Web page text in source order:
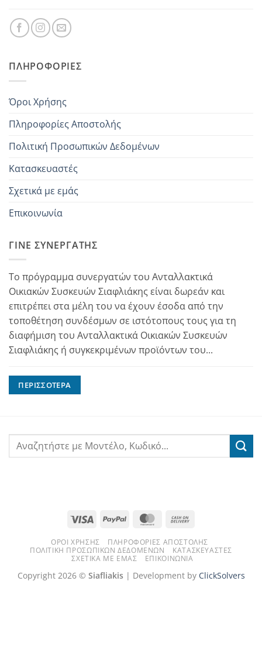
ΠΛΗΡΟΦΟΡΊΕΣ
Όροι Χρήσης
Πληροφορίες Αποστολής
Πολιτική Προσωπικών Δεδομένων
Κατασκευαστές
Σχετικά με εμάς
Επικοινωνία
ΓΊΝΕ ΣΥΝΕΡΓΆΤΗΣ
Το πρόγραμμα συνεργατών του Ανταλλακτικά
Οικιακών Συσκευών Σιαφλιάκης είναι δωρεάν και
επιτρέπει στα μέλη του να έχουν έσοδα από την
τοποθέτηση συνδέσμων σε ιστότοπους τους για τη
διαφήμιση του Ανταλλακτικά Οικιακών Συσκευών
Σιαφλιάκης ή συγκεκριμένων προϊόντων του...
ΠΕΡΙΣΣΌΤΕΡΑ
Visa PayPal MasterCard
Delivery
ΌΡΟΙ ΧΡΉΣΗΣ
ΠΛΗΡΟΦΟΡΊΕΣ ΑΠΟΣΤΟΛΉΣ
ΠΟΛΙΤΙΚΉ ΠΡΟΣΩΠΙΚΏΝ ΔΕΔΟΜΈΝΩΝ
ΚΑΤΑΣΚΕΥΑΣΤΈΣ
ΣΧΕΤΙΚΆ ΜΕ ΕΜΆΣ
ΕΠΙΚΟΙΝΩΝΊΑ
Copyright 2026 © Siafliakis| Development by ClickSolvers